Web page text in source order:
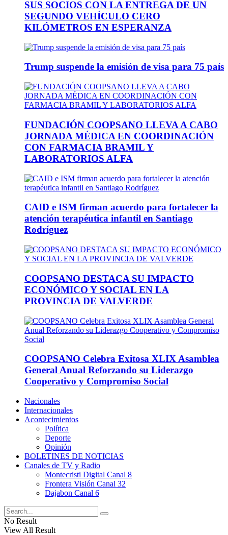
SUS SOCIOS CON LA ENTREGA DE UN
SEGUNDO VEHÍCULO CERO
KILÓMETROS EN ESPERANZA
Trump suspende la emisión de visa para 75 país
FUNDACIÓN COOPSANO LLEVA A CABO
JORNADA MÉDICA EN COORDINACIÓN
CON FARMACIA BRAMIL Y
LABORATORIOS ALFA
CAID e ISM firman acuerdo para fortalecer la
atención terapéutica infantil en Santiago
Rodríguez
COOPSANO DESTACA SU IMPACTO
ECONÓMICO Y SOCIAL EN LA
PROVINCIA DE VALVERDE
COOPSANO Celebra Exitosa XLIX Asamblea
General Anual Reforzando su Liderazgo
Cooperativo y Compromiso Social
Nacionales
Internacionales
Acontecimientos
Política
Deporte
Opinión
BOLETINES DE NOTICIAS
Canales de TV y Radio
Montecristi Digital Canal 8
Frontera Visión Canal 32
Dajabon Canal 6
No Result
View All Result